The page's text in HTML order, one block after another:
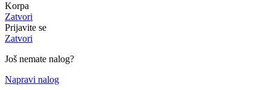
Korpa
Zatvori
Prijavite se
Zatvori
Još nemate nalog?
Napravi nalog